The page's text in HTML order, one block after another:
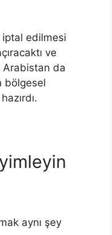
iptal edilmesi
ve
Arabistan da
bölgesel
aynı şey